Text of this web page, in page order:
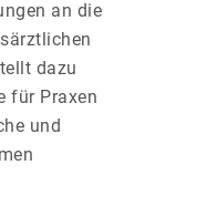
an die
dazu
für Praxen
und